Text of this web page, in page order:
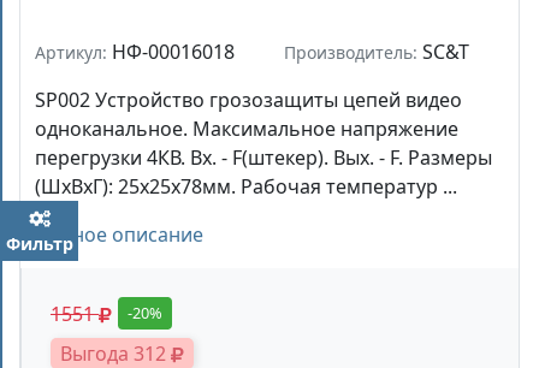
Артикул: НФ-00016018 Производитель: SC&T
SP002 Устройство грозозащиты цепей видео
одноканальное. Максимальное напряжение
перегрузки 4КВ. Вх. - F(штекер). Вых. - F. Размеры
(ШxВxГ): 25x25x78мм. Рабочая температур ...
Полное описание
1551 -20%
Выгода 312
Фильтр